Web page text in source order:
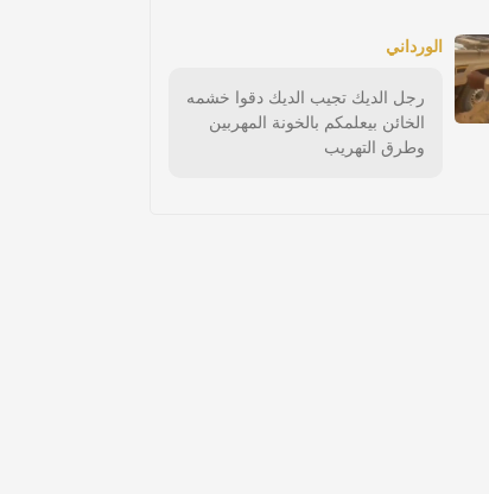
الورداني
رجل الديك تجيب الديك دقوا خشمه
الخائن بيعلمكم بالخونة المهربين
وطرق التهريب